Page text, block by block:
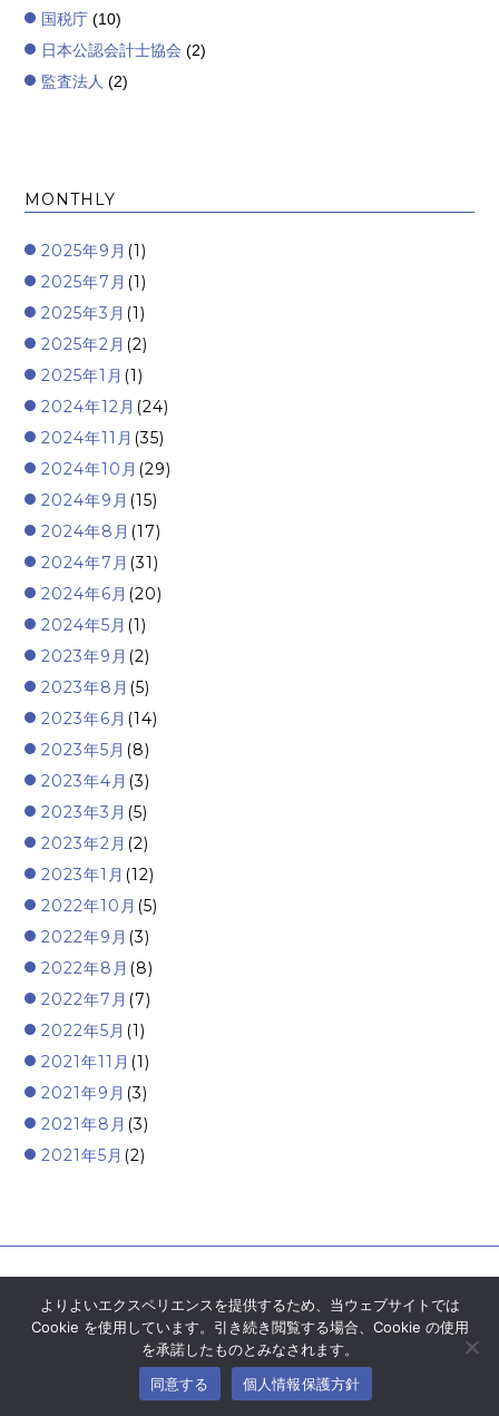
国税庁 (10)
日本公認会計士協会 (2)
監査法人 (2)
MONTHLY
2025年9月 (1)
2025年7月 (1)
2025年3月 (1)
2025年2月 (2)
2025年1月 (1)
2024年12月 (24)
2024年11月 (35)
2024年10月 (29)
2024年9月 (15)
2024年8月 (17)
2024年7月 (31)
2024年6月 (20)
2024年5月 (1)
2023年9月 (2)
2023年8月 (5)
2023年6月 (14)
2023年5月 (8)
2023年4月 (3)
2023年3月 (5)
2023年2月 (2)
2023年1月 (12)
2022年10月 (5)
2022年9月 (3)
2022年8月 (8)
2022年7月 (7)
2022年5月 (1)
2021年11月 (1)
2021年9月 (3)
2021年8月 (3)
2021年5月 (2)
© Moore Mirai&Co. All Right Reserved.
よりよいエクスペリエンスを提供するため、当ウェブサイトでは
Cookie を使用しています。引き続き閲覧する場合、Cookie の使用
を承諾したものとみなされます。
同意する
個人情報保護方針